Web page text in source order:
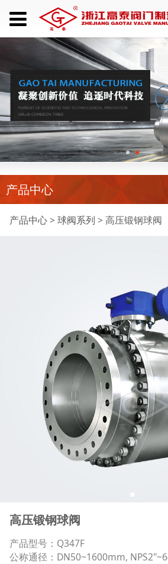
产品中心
高压锻钢球阀
产品中心> 球阀系列 > 高压锻钢球阀
高压锻钢球阀
产品型号：Q347F
公称通径：DN50~1600mm,